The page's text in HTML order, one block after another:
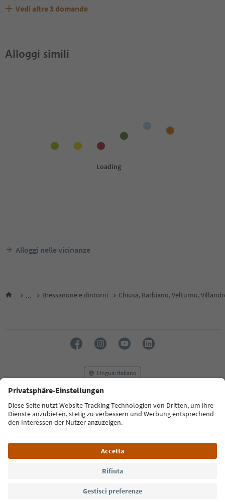
Maso Parndle accetta animali domestici?
Quali servizi/attività sono disponibili presso Maso
Gli ospiti di Maso Parndle ricevono l'Alto Adige Guest
Vedi altre 3 domande
Alloggi simili
Alloggi nelle vicinanze
... Bressanone e dintorni Chiusa, Barbiano, Velturno,
Lingua: Italiano
FAQ Contatti Press MICE
Privacy Policy
Termini e condizioni
Crediti
Cookie Policy
Alto Adige B2B